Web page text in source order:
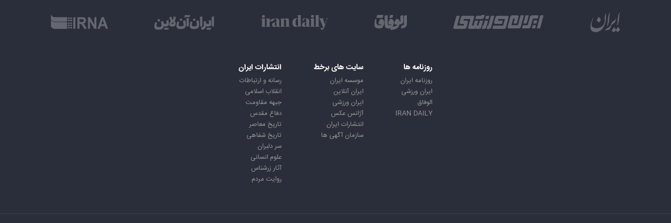
روزنامه ها
روزنامه ایران
ایران ورزشی
الوفاق
IRAN DAILY
سایت های برخط
موسسه ایران
ایران آنلاین
ایران ورزشی
آژانس عکس
انتشارات ایران
سازمان آگهی ها
انتشارات ایران
رسانه و ارتباطات
انقلاب اسلامی
جبهه مقاومت
دفاع مقدس
تاریخ معاصر
تاریخ شفاهی
سر دلبران
علوم انسانی
آثار زرشناس
روایت مردم